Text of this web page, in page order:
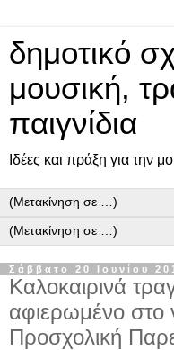
δημοτικό
μουσική,
παιγνίδια
Ιδέες και πράξη για την
Σάββατο 20 Ιουνίου
Καλοκαιρινά
αφιερωμένο στο
Προσχολική